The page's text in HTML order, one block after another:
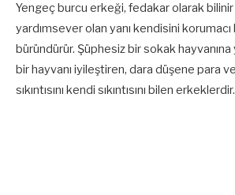
Yengeç burcu erkeği, fedakar olarak bilinir
yardımsever olan yanı kendisini korumacı
büründürür. Şüphesiz bir sokak
bir hayvanı iyileştiren, dara düşene para
sıkıntısını kendi sıkıntısını bilen erkeklerdir.